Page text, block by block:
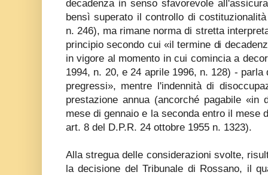
decadenza in senso sfavorevole
bensì superato il controllo di
n. 246), ma rimane norma di stretta
principio secondo cui «il termine di
in vigore al momento in cui comincia a
1994, n. 20, e 24 aprile 1996, n. 128) -
pregressi», mentre l'indennità di
prestazione annua (ancorché pagabile
mese di gennaio e la seconda entro il mese
art. 8 del D.P.R. 24 ottobre 1955 n. 1323).
Alla stregua delle considerazioni svolte,
la decisione del Tribunale di Rossano, il